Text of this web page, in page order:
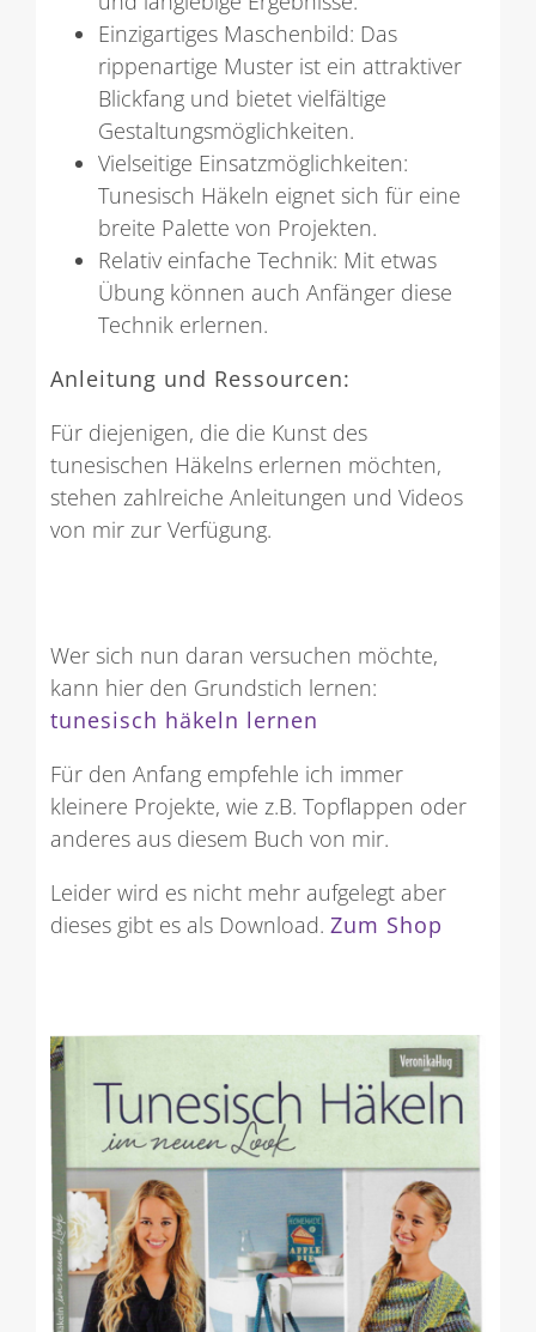
Einzigartiges Maschenbild: Das
rippenartige Muster ist ein attraktiver
Blickfang und bietet vielfältige
Gestaltungsmöglichkeiten.
Vielseitige Einsatzmöglichkeiten:
Tunesisch Häkeln eignet sich für eine
breite Palette von Projekten.
Relativ einfache Technik: Mit etwas
Übung können auch Anfänger diese
Technik erlernen.
Anleitung und Ressourcen:
Für diejenigen, die die Kunst des
tunesischen Häkelns erlernen möchten,
stehen zahlreiche Anleitungen und Videos
von mir zur Verfügung.
Wer sich nun daran versuchen möchte,
kann hier den Grundstich lernen:
tunesisch häkeln lernen
Für den Anfang empfehle ich immer
kleinere Projekte, wie z.B. Topflappen oder
anderes aus diesem Buch von mir.
Leider wird es nicht mehr aufgelegt aber
dieses gibt es als Download. Zum Shop